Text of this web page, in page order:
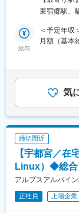
発にも積極
■当社で働
https://
変更の範
Cabin
＜業務詳細
・Cabin
・関係部署
ト
※開発環境
・クラウド
・自動車業
・自ら関わ
■配属組織：
（リモート
東宿郷駅、
給与
＜予定年収
月額（基本
遇します
下する可
す。
気
締切間近
【宇都宮／在
Linux）◆総合
アルプスアルパイ
正社員 上場企業